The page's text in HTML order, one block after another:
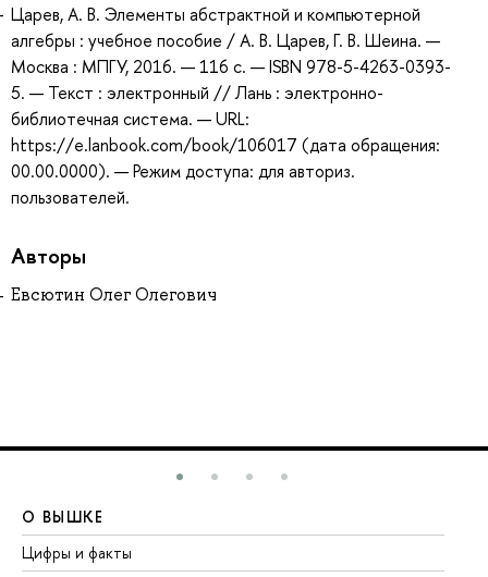
Царев, А. В. Элементы абстрактной и компьютерной
алгебры : учебное пособие / А. В. Царев, Г. В. Шеина. —
Москва : МПГУ, 2016. — 116 с. — ISBN 978-5-4263-0393-
5. — Текст : электронный // Лань : электронно-
библиотечная система. — URL:
https://e.lanbook.com/book/106017 (дата обращения:
00.00.0000). — Режим доступа: для авториз.
пользователей.
Авторы
Евсютин Олег Олегович
О ВЫШКЕ
Цифры и факты